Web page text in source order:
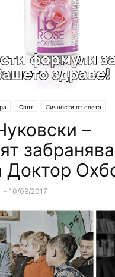
Свят Личности от света
–
Доктор
- 10/09/2017